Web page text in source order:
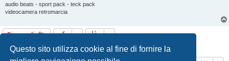
Questo sito utilizza cookie al fine di fornire la
audio beats - sport pack - teck pack
videocamera retromarcia
Rispondi
4 messaggi • Pagina1 di1